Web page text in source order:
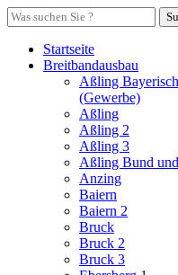
Startseite
Breitbandausbau
Aßling
(Gewerbe)
Aßling
Aßling 2
Aßling 3
Aßling Bund
Anzing
Baiern
Baiern 2
Bruck
Bruck 2
Bruck 3